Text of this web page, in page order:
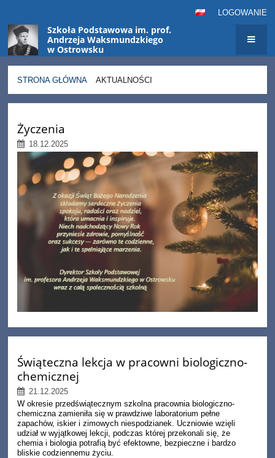
LOGOWANIE
Szkoła Podstawowa im. prof.
Andrzeja Waksmundzkiego
w Ostrowsku
STRONA GŁÓWNA AKTUALNOŚCI
Życzenia
18.12.2025
Świąteczna lekcja w pracowni biologiczno-
chemicznej
21.12.2025
W okresie przedświątecznym szkolna pracownia biologiczno-
chemiczna zamieniła się w prawdziwe laboratorium pełne
zapachów, iskier i zimowych niespodzianek. Uczniowie wzięli
udział w wyjątkowej lekcji, podczas której przekonali się, że
chemia i biologia potrafią być efektowne, bezpieczne i bardzo
bliskie codziennemu życiu.